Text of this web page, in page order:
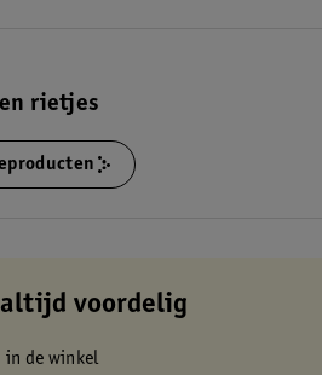
rietjes
voordelig
in de winkel